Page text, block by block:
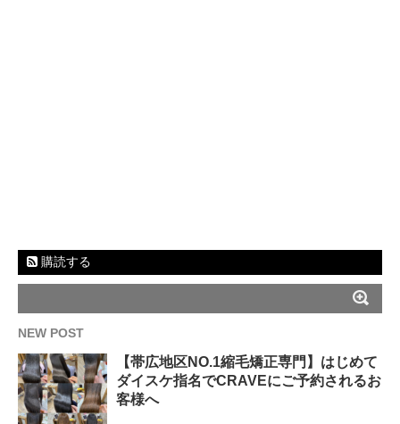
購読する
NEW POST
【帯広地区NO.1縮毛矯正専門】はじめて
ダイスケ指名でCRAVEにご予約されるお
客様へ